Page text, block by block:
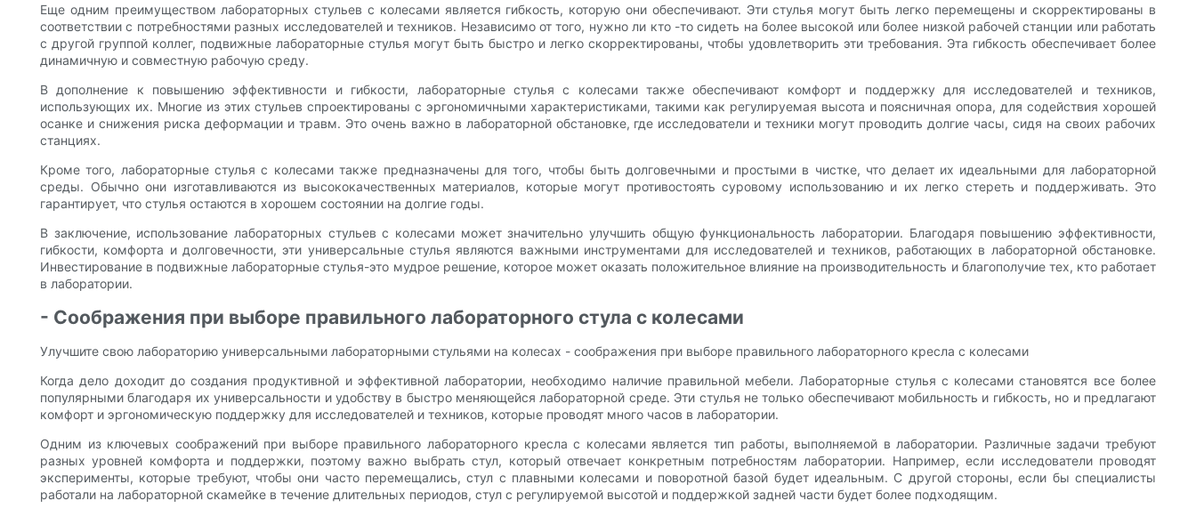
Еще одним преимуществом лабораторных стульев с колесами является гибкость, которую они обеспечивают. Эти стулья могут быть легко перемещены и скорректированы в
соответствии с потребностями разных исследователей и техников. Независимо от того, нужно ли кто -то сидеть на более высокой или более низкой рабочей станции или работать
с другой группой коллег, подвижные лабораторные стулья могут быть быстро и легко скорректированы, чтобы удовлетворить эти требования. Эта гибкость обеспечивает более
динамичную и совместную рабочую среду.
В дополнение к повышению эффективности и гибкости, лабораторные стулья с колесами также обеспечивают комфорт и поддержку для исследователей и техников,
использующих их. Многие из этих стульев спроектированы с эргономичными характеристиками, такими как регулируемая высота и поясничная опора, для содействия хорошей
осанке и снижения риска деформации и травм. Это очень важно в лабораторной обстановке, где исследователи и техники могут проводить долгие часы, сидя на своих рабочих
станциях.
Кроме того, лабораторные стулья с колесами также предназначены для того, чтобы быть долговечными и простыми в чистке, что делает их идеальными для лабораторной
среды. Обычно они изготавливаются из высококачественных материалов, которые могут противостоять суровому использованию и их легко стереть и поддерживать. Это
гарантирует, что стулья остаются в хорошем состоянии на долгие годы.
В заключение, использование лабораторных стульев с колесами может значительно улучшить общую функциональность лаборатории. Благодаря повышению эффективности,
гибкости, комфорта и долговечности, эти универсальные стулья являются важными инструментами для исследователей и техников, работающих в лабораторной обстановке.
Инвестирование в подвижные лабораторные стулья-это мудрое решение, которое может оказать положительное влияние на производительность и благополучие тех, кто работает
в лаборатории.
- Соображения при выборе правильного лабораторного стула с колесами
Улучшите свою лабораторию универсальными лабораторными стульями на колесах - соображения при выборе правильного лабораторного кресла с колесами
Когда дело доходит до создания продуктивной и эффективной лаборатории, необходимо наличие правильной мебели. Лабораторные стулья с колесами становятся все более
популярными благодаря их универсальности и удобству в быстро меняющейся лабораторной среде. Эти стулья не только обеспечивают мобильность и гибкость, но и предлагают
комфорт и эргономическую поддержку для исследователей и техников, которые проводят много часов в лаборатории.
Одним из ключевых соображений при выборе правильного лабораторного кресла с колесами является тип работы, выполняемой в лаборатории. Различные задачи требуют
разных уровней комфорта и поддержки, поэтому важно выбрать стул, который отвечает конкретным потребностям лаборатории. Например, если исследователи проводят
эксперименты, которые требуют, чтобы они часто перемещались, стул с плавными колесами и поворотной базой будет идеальным. С другой стороны, если бы специалисты
работали на лабораторной скамейке в течение длительных периодов, стул с регулируемой высотой и поддержкой задней части будет более подходящим.